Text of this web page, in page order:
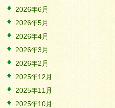
2026年6月
2026年5月
2026年4月
2026年3月
2026年2月
2025年12月
2025年11月
2025年10月